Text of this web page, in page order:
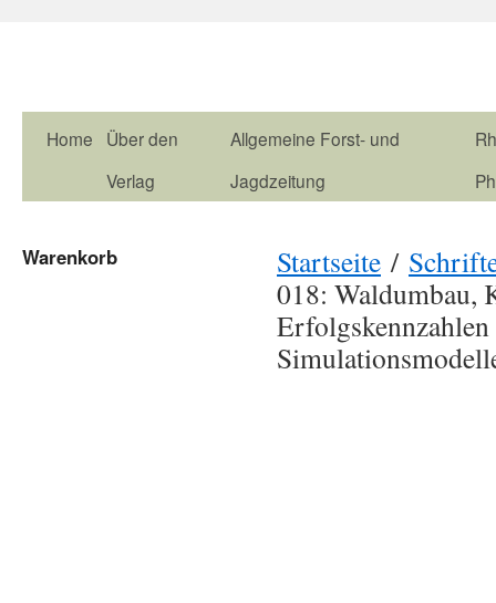
Home
Über den
Verlag
Allgemeine Forst- und
Jagdzeitung
Startseite /
018: Waldumbau,
Warenkorb